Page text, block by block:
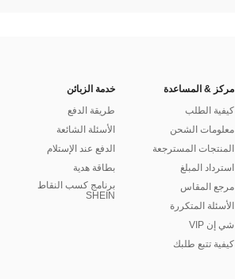
مركز & المساعدة
كيفية الطلب
معلومات الشحن
المنتجات المسترجعة
استرداد المبلغ
مرجع المقاس
الأسئلة المتكررة
شي إن VIP
كيفية تتبع طلبك
خدمة الزبائن
طريقة الدفع
الأسئلة الشائعة
الدفع عند الإستلام
بطاقة هدية
برنامج كسب النقاط
SHEIN